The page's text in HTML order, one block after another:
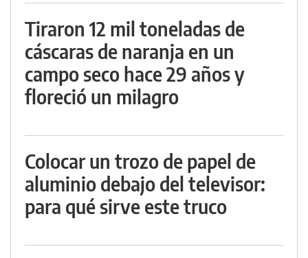
Tiraron 12 mil toneladas de
cáscaras de naranja en un
campo seco hace 29 años y
floreció un milagro
Colocar un trozo de papel de
aluminio debajo del televisor:
para qué sirve este truco